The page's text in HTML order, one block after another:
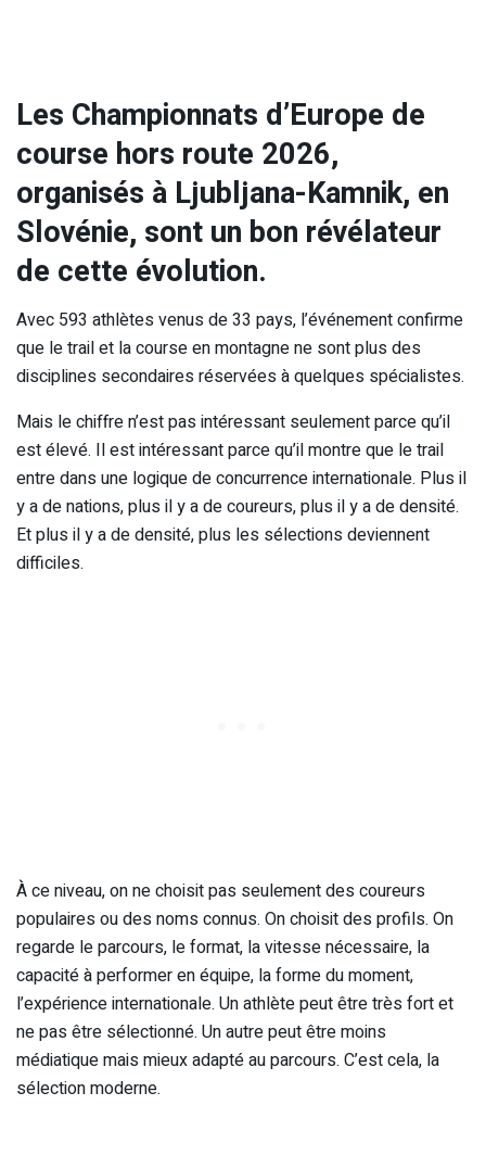
Les Championnats d’Europe de
course hors route 2026,
organisés à Ljubljana-Kamnik, en
Slovénie, sont un bon révélateur
de cette évolution.
Avec 593 athlètes venus de 33 pays, l’événement confirme
que le trail et la course en montagne ne sont plus des
disciplines secondaires réservées à quelques spécialistes.
Mais le chiffre n’est pas intéressant seulement parce qu’il
est élevé. Il est intéressant parce qu’il montre que le trail
entre dans une logique de concurrence internationale. Plus il
y a de nations, plus il y a de coureurs, plus il y a de densité.
Et plus il y a de densité, plus les sélections deviennent
difficiles.
À ce niveau, on ne choisit pas seulement des coureurs
populaires ou des noms connus. On choisit des profils. On
regarde le parcours, le format, la vitesse nécessaire, la
capacité à performer en équipe, la forme du moment,
l’expérience internationale. Un athlète peut être très fort et
ne pas être sélectionné. Un autre peut être moins
médiatique mais mieux adapté au parcours. C’est cela, la
sélection moderne.